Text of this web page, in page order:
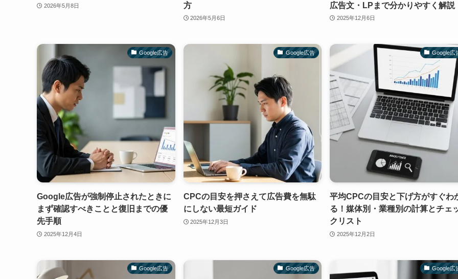
2026年5月8日
方
2026年5月6日
広告文・LPまで分かりやすく解説
2025年12月6日
Google広告
Google広告が強制停止されたときに
まず確認すべきことと復旧までの優
先手順
2025年12月4日
Google広告
CPCの目安を押さえて広告費を無駄
にしない最短ガイド
2025年12月3日
Google広
平均CPCの目安と下げ方がすぐわ
る！媒体別・業種別の計算とチェ
クリスト
2025年12月2日
Google広告 Google広告 Google広